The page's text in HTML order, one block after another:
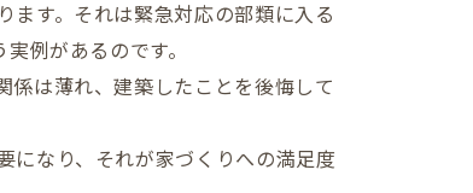
ます。それは緊急対応の部類に入る
例があるのです。
係は薄れ、建築したことを後悔して
になり、それが家づくりへの満足度